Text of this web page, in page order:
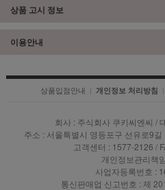
상품 고시 정보
이용안내
상품입점안내 | 개인정보 처리방침 |
회사 : 주식회사 쿠키씨엔씨 /
주소 : 서울특별시 영등포구 선유로9
고객센터 : 1577-2126 /
개인정보관리책
사업자등록번호 :
통신판매업 신고번호 : 제